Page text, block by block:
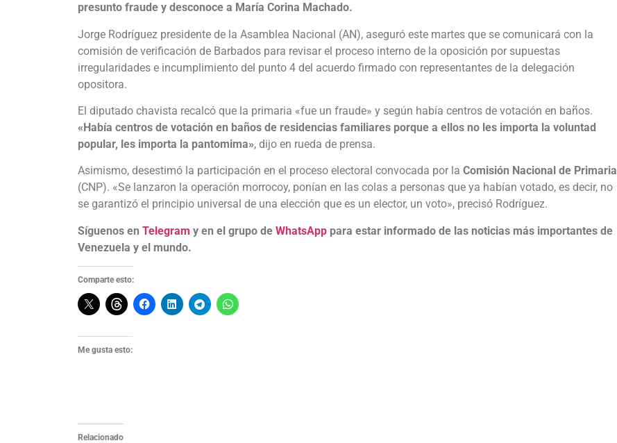
presunto fraude y desconoce a María Corina Machado.
Jorge Rodríguez presidente de la Asamblea Nacional (AN), aseguró este martes que se comunicará con la
comisión de verificación de Barbados para revisar el proceso interno de la oposición por supuestas
irregularidades e incumplimiento del punto 4 del acuerdo firmado con representantes de la delegación
opositora.
El diputado chavista recalcó que la primaria «fue un fraude» y según había centros de votación en baños.
«Había centros de votación en baños de residencias familiares porque a ellos no les importa la voluntad
popular, les importa la pantomima», dijo en rueda de prensa.
Asimismo, desestimó la participación en el proceso electoral convocada por la Comisión Nacional de Primaria
(CNP). «Se lanzaron la operación morrocoy, ponían en las colas a personas que ya habían votado, es decir, no
se garantizó el principio universal de una elección que es un elector, un voto», precisó Rodríguez.
Síguenos en Telegram y en el grupo de WhatsApp para estar informado de las noticias más importantes de
Venezuela y el mundo.
Comparte esto:
Me gusta esto:
Relacionado